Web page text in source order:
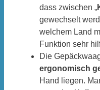
dass zwischen „
gewechselt
welchem Land
Funktion sehr
Die
ergonomisch
Hand liegen.